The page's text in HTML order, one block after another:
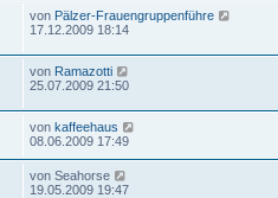
von Pälzer-Frauengruppenführe
17.12.2009 18:14
von Ramazotti
25.07.2009 21:50
von kaffeehaus
08.06.2009 17:49
von Seahorse
19.05.2009 19:47